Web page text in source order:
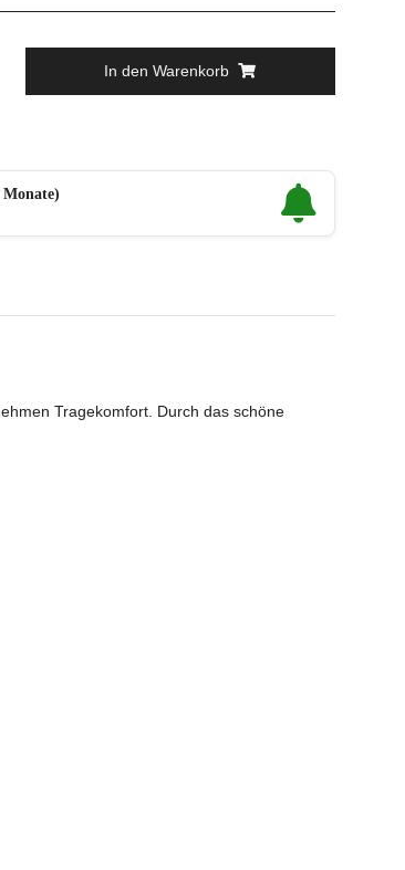
In den Warenkorb
Tragekomfort. Durch das schöne